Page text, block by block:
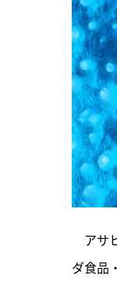
アサ
ダ食品